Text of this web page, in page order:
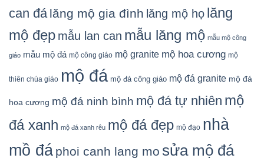
can đá lăng mộ gia đình lăng mộ họ lăng
mộ đẹp mẫu lan can mẫu lăng mộ mẫu mộ công
giáo mẫu mộ đá mộ công giáo mộ granite mộ hoa cương mộ
thiên chúa giáo mộ đá mộ đá công giáo mộ đá granite mộ đá
hoa cương mộ đá ninh bình mộ đá tự nhiên mộ
đá xanh mộ đá xanh rêu mộ đá đẹp mộ đạo nhà
mồ đá phoi canh lang mo sửa mộ đá